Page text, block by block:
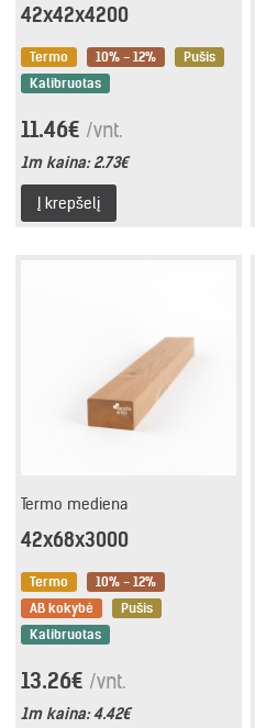
42x42x4200
Termo 10% - 12%
Pušis
Kalibruotas
11.46€ /vnt.
1m kaina:2.73€
Į krepšelį
Termo mediena
42x68x3000
Termo
10% - 12%
AB kokybė
Pušis
Kalibruotas
13.26€ /vnt.
1m kaina:4.42€